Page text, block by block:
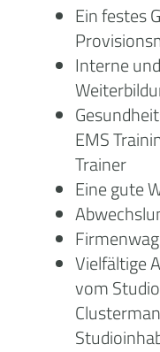
Ein festes
Interne
EMS
Trainer
Eine gute
Vielfältige
vom